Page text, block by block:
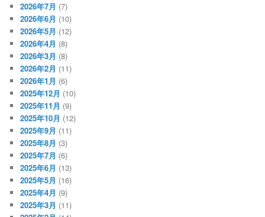
2026年7月 (7)
2026年6月 (10)
2026年5月 (12)
2026年4月 (8)
2026年3月 (8)
2026年2月 (11)
2026年1月 (6)
2025年12月 (10)
2025年11月 (9)
2025年10月 (12)
2025年9月 (11)
2025年8月 (3)
2025年7月 (6)
2025年6月 (13)
2025年5月 (16)
2025年4月 (9)
2025年3月 (11)